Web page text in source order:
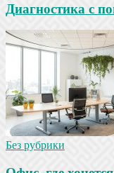
Диагностика с
Без рубрики